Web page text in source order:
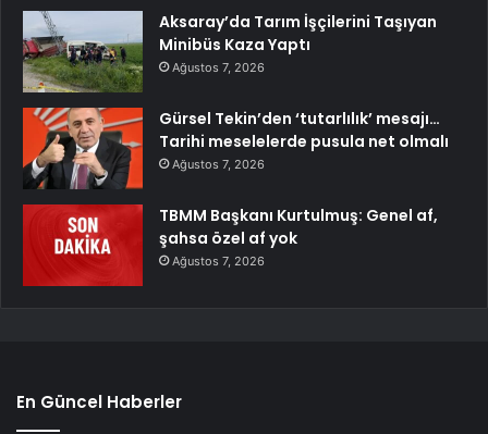
Aksaray’da Tarım İşçilerini Taşıyan
Minibüs Kaza Yaptı
Ağustos 7, 2026
Gürsel Tekin’den ‘tutarlılık’ mesajı…
Tarihi meselelerde pusula net olmalı
Ağustos 7, 2026
TBMM Başkanı Kurtulmuş: Genel af,
şahsa özel af yok
Ağustos 7, 2026
En Güncel Haberler